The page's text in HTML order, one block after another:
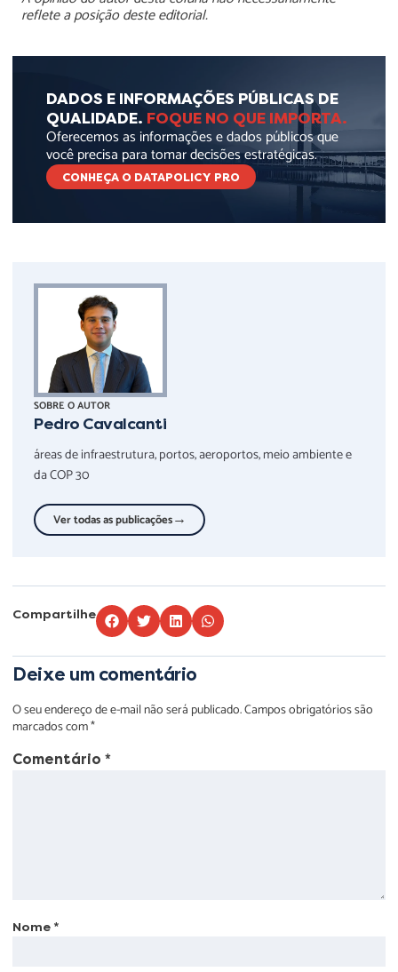
reflete a posição deste editorial.
DADOS E INFORMAÇÕES PÚBLICAS DE
QUALIDADE. FOQUE NO QUE IMPORTA.
Oferecemos as informações e dados públicos que
você precisa para tomar decisões estratégicas.
CONHEÇA O DATAPOLICY PRO
SOBRE O AUTOR
Pedro Cavalcanti
áreas de infraestrutura, portos, aeroportos, meio ambiente e
da COP 30
Ver todas as publicações→
Compartilhe
Deixe um comentário
O seu endereço de e-mail não será publicado.Campos obrigatórios são
marcados com*
Comentário *
Nome *